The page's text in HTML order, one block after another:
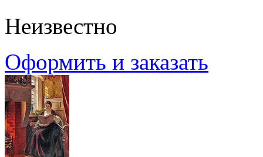
Неизвестно
Оформить и заказать